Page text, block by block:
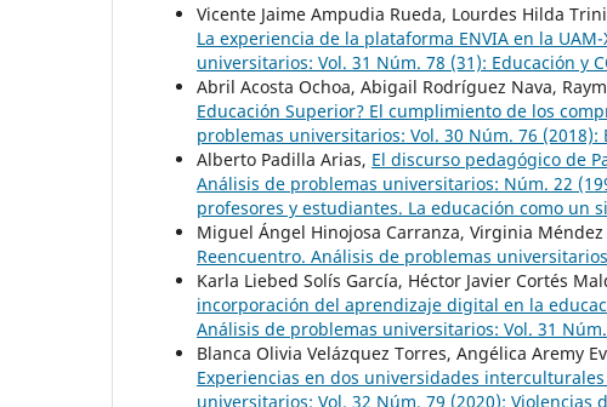
Vicente Jaime Ampudia Rueda, Lourdes Hilda
La experiencia de la plataforma ENVIA en la
universitarios: Vol. 31 Núm. 78 (31): Educación y
Abril Acosta Ochoa, Abigail Rodríguez Nava,
Educación Superior? El cumplimiento de los
problemas universitarios: Vol. 30 Núm. 76
Alberto Padilla Arias, El discurso pedagógico de
Análisis de problemas universitarios: Núm. 22
profesores y estudiantes. La educación como un
Miguel Ángel Hinojosa Carranza, Virginia
Reencuentro. Análisis de problemas
Karla Liebed Solís García, Héctor Javier Cortés
incorporación del aprendizaje digital en la
Análisis de problemas universitarios: Vol. 31
Blanca Olivia Velázquez Torres, Angélica Aremy
Experiencias en dos universidades
universitarios: Vol. 32 Núm. 79 (2020):